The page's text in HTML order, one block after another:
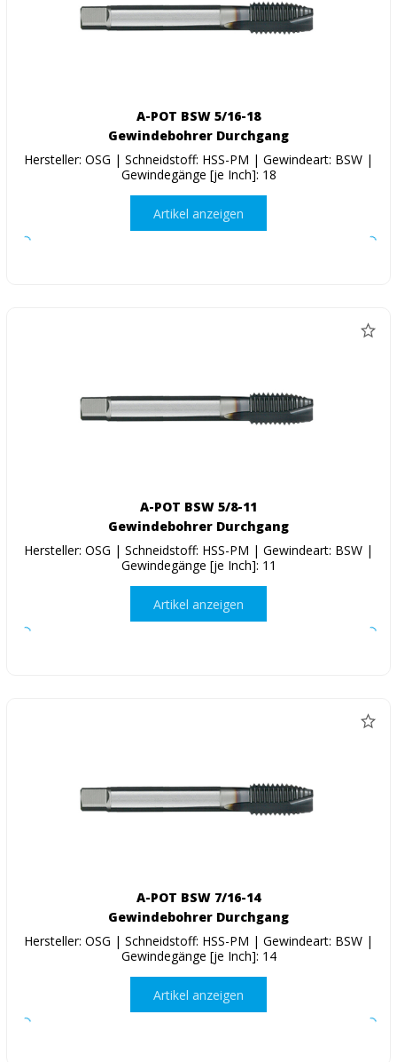
A-POT BSW 5/16-18
Gewindebohrer Durchgang
Hersteller: OSG | Schneidstoff: HSS-PM | Gewindeart: BSW |
Gewindegänge [je Inch]: 18
Artikel anzeigen
A-POT BSW 5/8-11
Gewindebohrer Durchgang
Hersteller: OSG | Schneidstoff: HSS-PM | Gewindeart: BSW |
Gewindegänge [je Inch]: 11
Artikel anzeigen
A-POT BSW 7/16-14
Gewindebohrer Durchgang
Hersteller: OSG | Schneidstoff: HSS-PM | Gewindeart: BSW |
Gewindegänge [je Inch]: 14
Artikel anzeigen